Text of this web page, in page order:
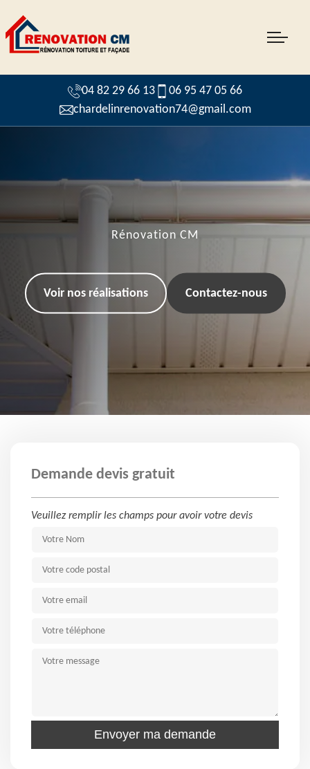
04 82 29 66 13
06 95 47 05 66
chardelinrenovation74@gmail.com
Rénovation CM
Voir nos réalisations Contactez-nous
Demande devis gratuit
Veuillez remplir les champs pour avoir votre devis